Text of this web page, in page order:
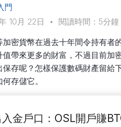
門
10月 22日
• 閱讀時間：5分鐘
加密貨幣在過去十年間令持有
帶來更多的財富，不過目前加
存呢？怎樣保護數碼財產留給
存儲它。
金戶口：OSL開戶賺